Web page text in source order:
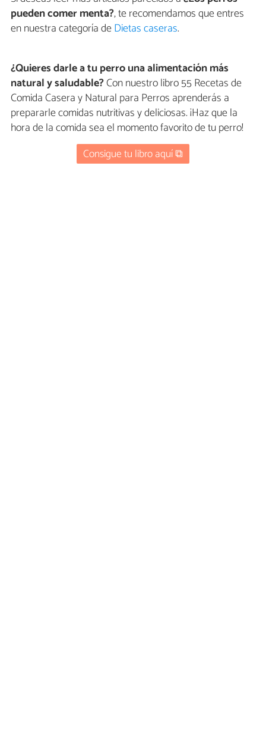
pueden comer menta?, te recomendamos que entres
en nuestra categoría deDietas caseras.
¿Quieres darle a tu perro una alimentación más
natural y saludable?Con nuestro libro 55 Recetas de
Comida Casera y Natural para Perros aprenderás a
prepararle comidas nutritivas y deliciosas. ¡Haz que la
hora de la comida sea el momento favorito de tu perro!
Consigue tu libro aquí ⧉